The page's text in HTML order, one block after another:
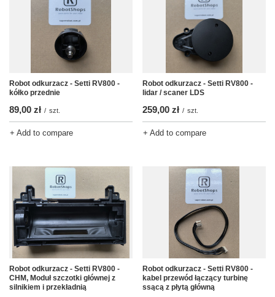
Robot odkurzacz - Setti RV800 -
kółko przednie
89,00 zł / szt.
+ Add to compare
Robot odkurzacz - Setti RV800 -
lidar / scaner LDS
259,00 zł / szt.
+ Add to compare
Robot odkurzacz - Setti RV800 -
CHM, Moduł szczotki głównej z
silnikiem i przekładnią
Robot odkurzacz - Setti RV800 -
kabel przewód łączący turbinę
ssącą z płytą główną